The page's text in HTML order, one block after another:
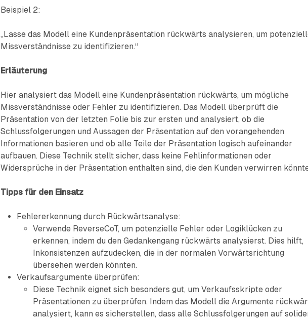
Beispiel 2:
„Lasse das Modell eine Kundenpräsentation rückwärts analysieren, um
Missverständnisse zu identifizieren.“
Erläuterung
Hier analysiert das Modell eine Kundenpräsentation rückwärts, um mögliche
Missverständnisse oder Fehler zu identifizieren. Das Modell überprüft die
Präsentation von der letzten Folie bis zur ersten und analysiert, ob die
Schlussfolgerungen und Aussagen der Präsentation auf den vorangehenden
Informationen basieren und ob alle Teile der Präsentation logisch aufeinander
aufbauen. Diese Technik stellt sicher, dass keine Fehlinformationen oder
Widersprüche in der Präsentation enthalten sind, die den Kunden verwirren
Tipps für den Einsatz
Fehlererkennung durch Rückwärtsanalyse:
Verwende ReverseCoT, um potenzielle Fehler oder Logiklücken zu
erkennen, indem du den Gedankengang rückwärts analysierst. Dies hilft,
Inkonsistenzen aufzudecken, die in der normalen Vorwärtsrichtung
übersehen werden könnten.
Verkaufsargumente überprüfen:
Diese Technik eignet sich besonders gut, um Verkaufsskripte oder
Präsentationen zu überprüfen. Indem das Modell die Argumente
analysiert, kann es sicherstellen, dass alle Schlussfolgerungen auf